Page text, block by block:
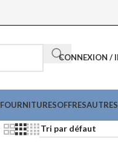
CONNEXION /
FOURNITURESOFFRES